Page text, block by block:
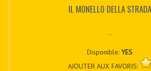
IL MONELLO DELLA STRADA
...
Disponible:YES
AJOUTER AUX FAVORIS: